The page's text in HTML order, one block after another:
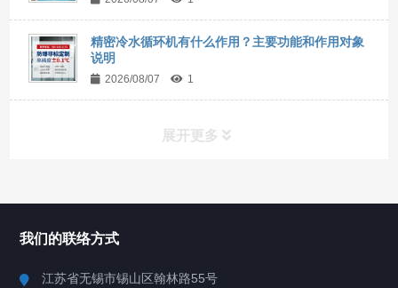
精密冷水循环机有什么作用？主要功能和作用对象
说明
2026/08/07 1
展开更多
我们的联络方式
江苏省无锡市锡山区翰林路55号